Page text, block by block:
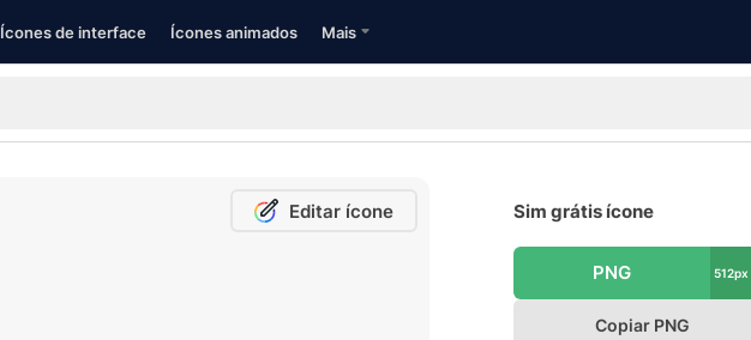
Ícones de interface Ícones animados Mais
Editar ícone Sim grátis ícone
PNG 512px
Copiar PNG